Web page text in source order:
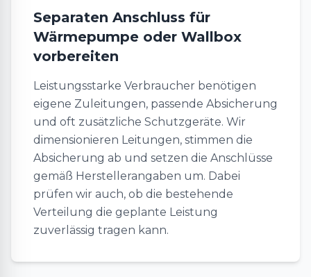
Separaten Anschluss für
Wärmepumpe oder Wallbox
vorbereiten
Leistungsstarke Verbraucher benötigen
eigene Zuleitungen, passende Absicherung
und oft zusätzliche Schutzgeräte. Wir
dimensionieren Leitungen, stimmen die
Absicherung ab und setzen die Anschlüsse
gemäß Herstellerangaben um. Dabei
prüfen wir auch, ob die bestehende
Verteilung die geplante Leistung
zuverlässig tragen kann.